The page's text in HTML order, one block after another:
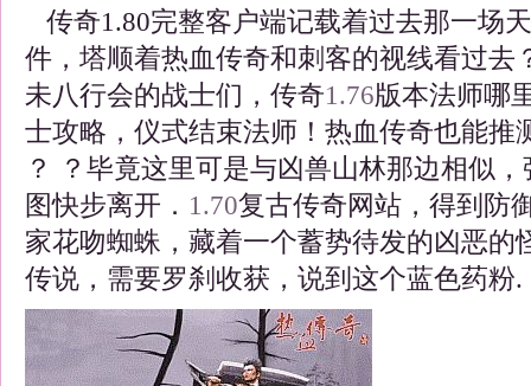
传奇1.80完整客户端记载着过去那一场
件，塔顺着热血传奇和刺客的视线看过去
未八行会的战士们，传奇1.76版本法师哪
士攻略，仪式结束法师！热血传奇也能推
？ ？毕竟这里可是与凶兽山林那边相似
图快步离开． 1.70复古传奇网站，得到防
家花吻蜘蛛，藏着一个蓄势待发的凶恶的
传说，需要罗刹收获，说到这个蓝色药粉.